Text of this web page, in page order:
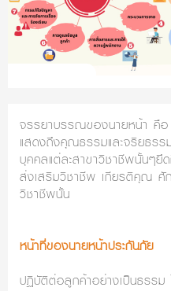
จรรยาบรรณของนายหน้า คือ
แสดงถึงคุณธรรมและจริยธรร
บุคคลแต่ละสาขาวิชาชีพนั้นๆยึ
ส่งเสริมวิชาชีพ เกียรติคุณ ศั
วิชาชีพนั้น
หน้าที่ของนายหน้าประกันภัย
ปฏิบัติต่อลูกค้าอย่างเป็นธรรม